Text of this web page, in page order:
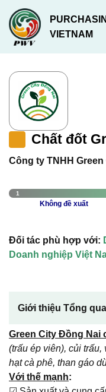
Chuyển
đến
nội
dung
VIETNAM
Chất đốt
Công ty TNHH
1
Không đề xuất
Đối tác phù hợp với:
Doanh nghiệp Việt
Giới thiệu Tổng
Green City Đồng Nai
(trấu ép viên), củi
hạt cà phê, than gáo
Với thế mạnh: